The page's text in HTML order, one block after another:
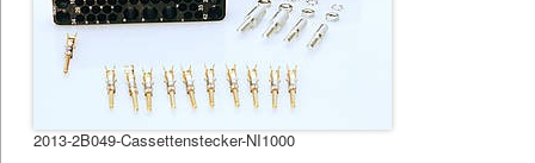
2013-2B049-Cassettenstecker-NI1000